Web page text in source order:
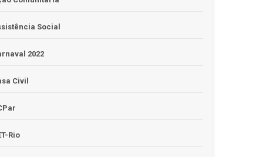
Social
2022
Civil
Rio